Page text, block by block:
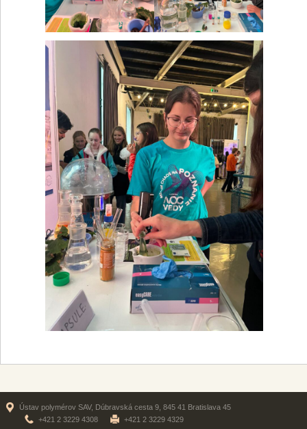
Ústav polymérov SAV, Dúbravská cesta 9, 845 41 Bratislava 45
+421 2 3229 4308
+421 2 3229 4329